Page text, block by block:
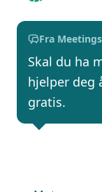
Fra Meetings
Skal du ha
hjelper deg
gratis.